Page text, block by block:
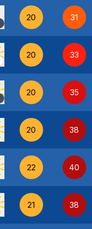
20 31
20 33
20 35
20 38
22 40
21 38